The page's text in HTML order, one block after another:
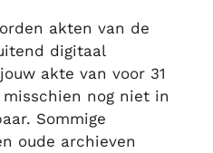
akten van de
digitaal
akte van voor 31
nog niet in
Sommige
oude archieven